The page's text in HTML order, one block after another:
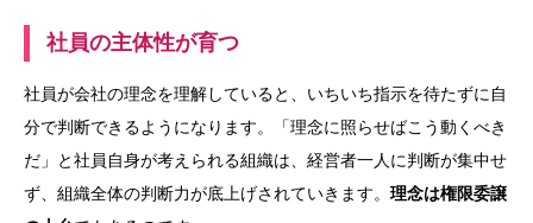
社員の主体性が育つ
社員が会社の理念を理解していると、いちいち指示を待たずに自
分で判断できるようになります。「理念に照らせばこう動くべき
だ」と社員自身が考えられる組織は、経営者一人に判断が集中せ
ず、組織全体の判断力が底上げされていきます。 理念は権限委譲